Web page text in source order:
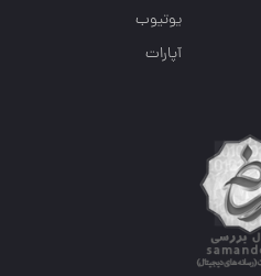
یوتیوب
آپارات